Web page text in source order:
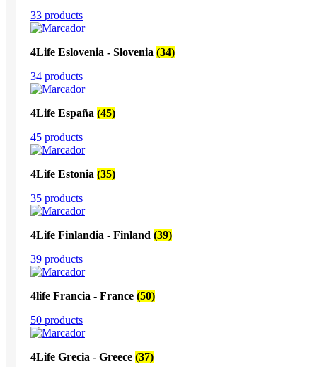
33 products
4Life Eslovenia - Slovenia (34)
34 products
4Life España (45)
45 products
4Life Estonia (35)
35 products
4Life Finlandia - Finland (39)
39 products
4life Francia - France (50)
50 products
4Life Grecia - Greece (37)